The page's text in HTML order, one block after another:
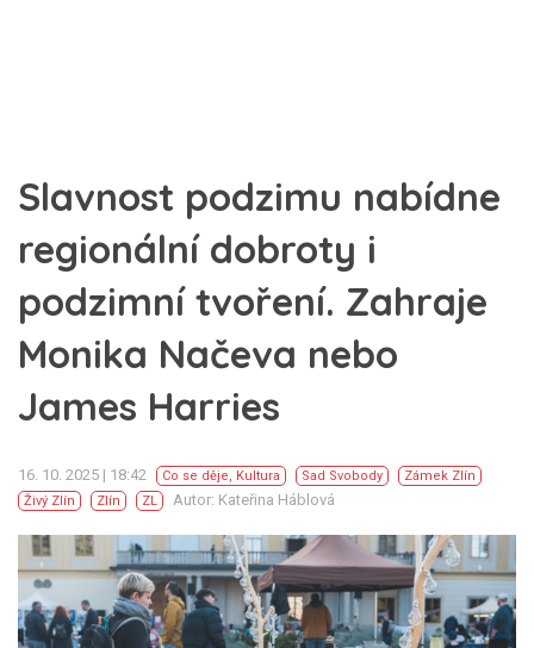
Slavnost podzimu nabídne
regionální dobroty i
podzimní tvoření. Zahraje
Monika Načeva nebo
James Harries
16. 10. 2025 | 18:42 Co se děje, Kultura Sad Svobody
Zámek Zlín
Živý Zlín
Zlín ZL Autor: Kateřina Háblová